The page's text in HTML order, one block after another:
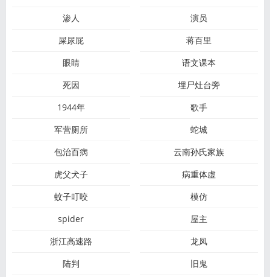
渗人
演员
屎尿屁
蒋百里
眼睛
语文课本
死因
埋尸灶台旁
1944年
歌手
军营厕所
蛇城
包治百病
云南孙氏家族
虎父犬子
病重体虚
蚊子叮咬
模仿
spider
屋主
浙江高速路
龙凤
陆判
旧鬼